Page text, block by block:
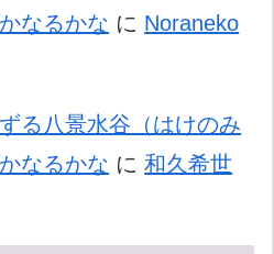
なるかな に Noraneko
る八景水谷（はけのみ
なるかな に和久希世